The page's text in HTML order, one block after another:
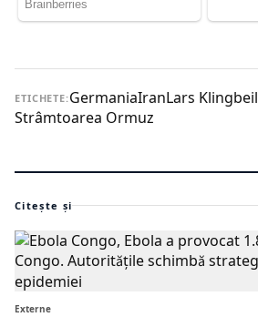
ETICHETE:GermaniaIranLars Klingbeil
Strâmtoarea Ormuz
Citește și
Externe